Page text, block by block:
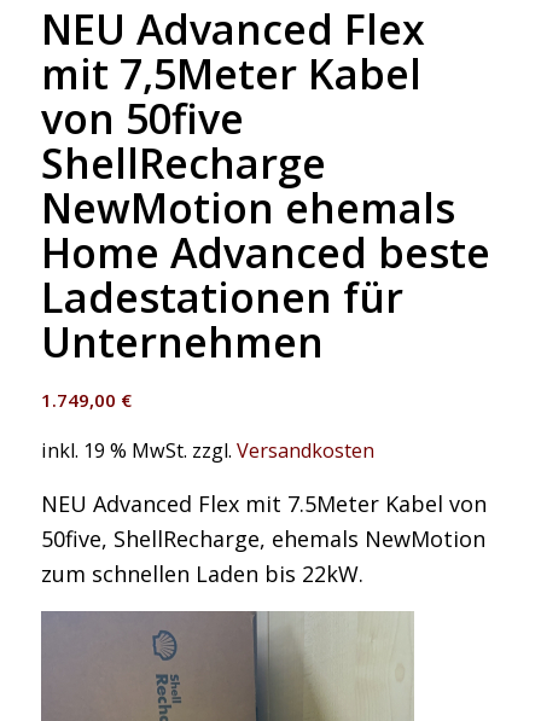
NEU Advanced Flex
mit 7,5Meter Kabel
von 50five
ShellRecharge
NewMotion ehemals
Home Advanced beste
Ladestationen für
Unternehmen
1.749,00 €
inkl. 19 % MwSt. zzgl. Versandkosten
NEU Advanced Flex mit 7.5Meter Kabel von
50five, ShellRecharge, ehemals NewMotion
zum schnellen Laden bis 22kW.